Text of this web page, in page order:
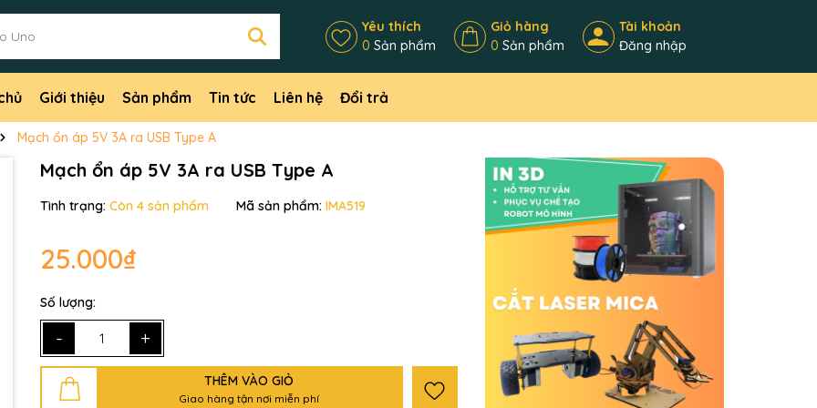
Yêu thích
0 Sản phẩm
Giỏ hàng
0 Sản phẩm
Tài khoản
Đăng nhập
Giới thiệu Sản phẩm Tin tức Liên hệ Đổi trả
Mạch ổn áp 5V 3A ra USB Type A
Mạch ổn áp 5V 3A ra USB Type A
Tình trạng: Còn 4 sản phẩm Mã sản phẩm: IMA519
25.000₫
Số lượng:
- +
THÊM VÀO GIỎ
Giao hàng tận nơi miễn phí
Mã giảm giá: